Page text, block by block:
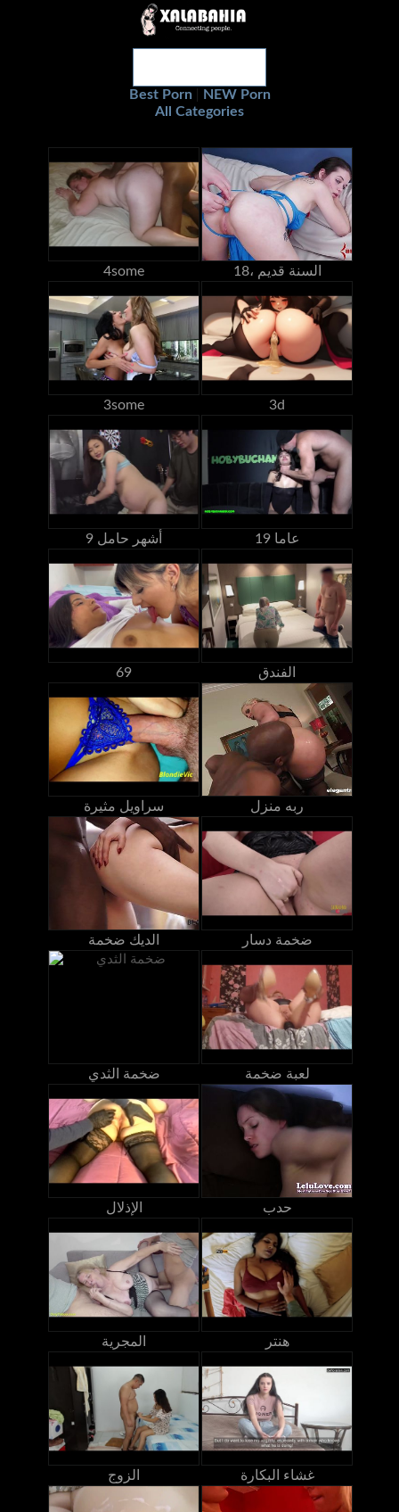
Best Porn
NEW Porn
All Categories
4some 18، السنة قديم
3some 3d
9 أشهر حامل 19 عاما
69 الفندق
سراويل مثيرة ربه منزل
الديك ضخمة ضخمة دسار
ضخمة الثدي لعبة ضخمة
الإذلال حدب
المجرية هنتر
الزوج غشاء البكارة